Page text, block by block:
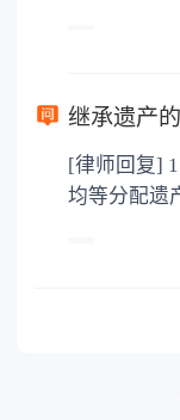
下都是不
以防对财产
公证。
继承遗产
[律师回复] 1.一般情况下，同一顺序的各继承人
均等分配遗产。 2.同一顺序继承人
或者与被
的继承人